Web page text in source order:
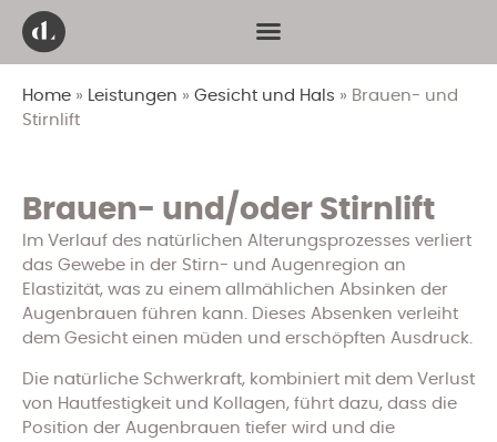
Home » Leistungen » Gesicht und Hals » Brauen- und
Stirnlift
Brauen- und/oder Stirnlift
Im Verlauf des natürlichen Alterungsprozesses verliert
das Gewebe in der Stirn- und Augenregion an
Elastizität, was zu einem allmählichen Absinken der
Augenbrauen führen kann. Dieses Absenken verleiht
dem Gesicht einen müden und erschöpften Ausdruck.
Die natürliche Schwerkraft, kombiniert mit dem Verlust
von Hautfestigkeit und Kollagen, führt dazu, dass die
Position der Augenbrauen tiefer wird und die